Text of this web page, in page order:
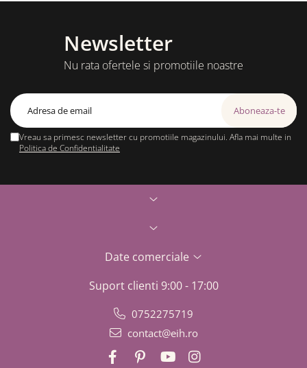
Newsletter
Nu rata ofertele si promotiile noastre
Vreau sa primesc newsletter cu promotiile magazinului. Afla mai multe in
Politica de Confidentialitate
Date comerciale
Suport clienti 9:00 - 17:00
0752275719
contact@eih.ro